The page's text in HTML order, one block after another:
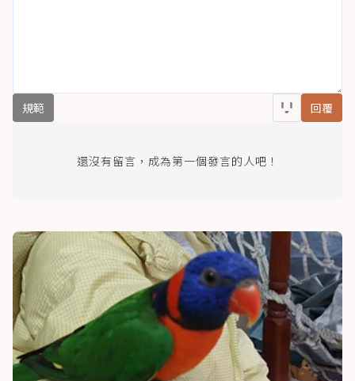
規範 回覆
還沒有留言，成為第一個發言的人吧！